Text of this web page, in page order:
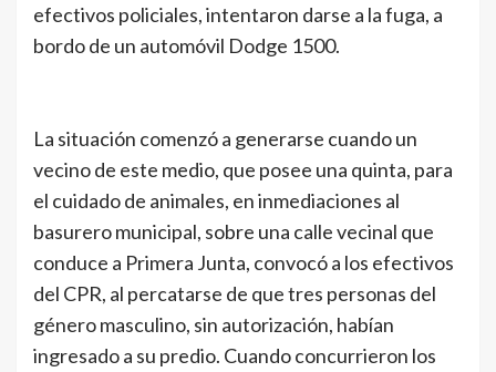
efectivos policiales, intentaron darse a la fuga, a
bordo de un automóvil Dodge 1500.
La situación comenzó a generarse cuando un
vecino de este medio, que posee una quinta, para
el cuidado de animales, en inmediaciones al
basurero municipal, sobre una calle vecinal que
conduce a Primera Junta, convocó a los efectivos
del CPR, al percatarse de que tres personas del
género masculino, sin autorización, habían
ingresado a su predio. Cuando concurrieron los